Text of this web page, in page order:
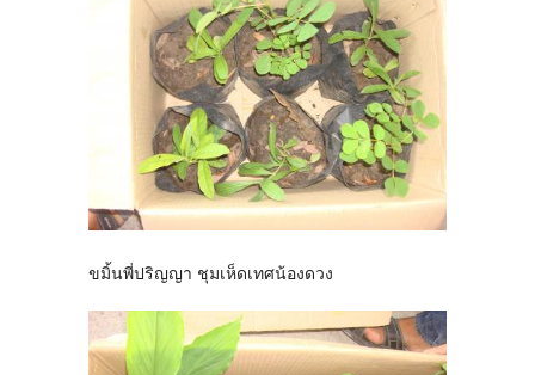
ขมิ้นพี่ปริญญา ชุมเห็ดเทศน้องดวง